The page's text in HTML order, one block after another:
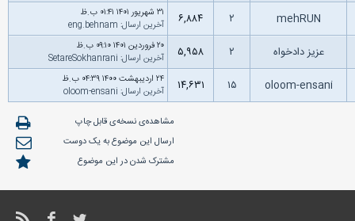
mehRUN ۲ ۶,۸۸۴
۳۱ شهریور ۱۴۰۱ ۰۱:۴۱ ب.ظ
آخرین ارسال:
eng.behnam
عزیز دادخواه ۲ ۵,۹۵۸
۲۰ فروردین ۱۴۰۱ ۰۹:۱۰ ب.ظ
آخرین ارسال:
SetareSokhanrani
oloom-ensani ۱۵ ۱۴,۶۳۱
۲۴ اردیبهشت ۱۴۰۰ ۰۴:۳۹ ب.ظ
آخرین ارسال:
oloom-ensani
مشاهده‌ی نسخه‌ی قابل چاپ
ارسال این موضوع به یک دوست
مشترک شدن در این موضوع